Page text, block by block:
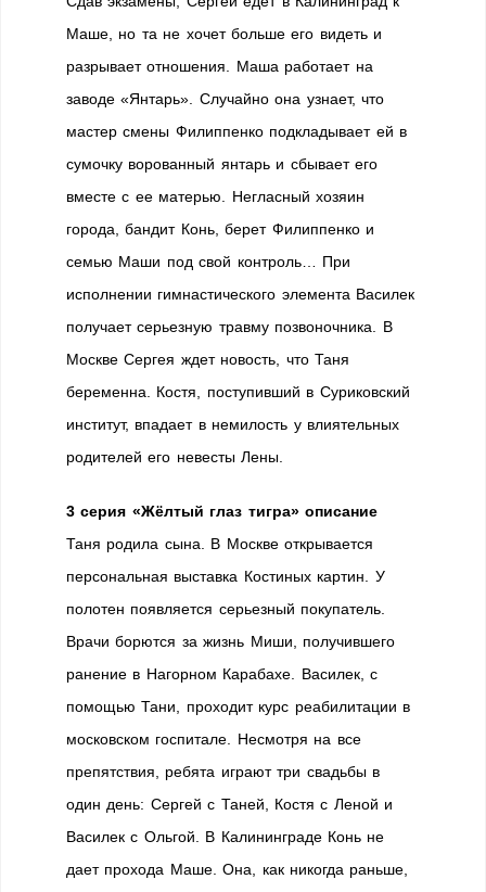
Маше, но та не хочет больше его видеть и
разрывает отношения. Маша работает на
заводе «Янтарь». Случайно она узнает, что
мастер смены Филиппенко подкладывает ей в
сумочку ворованный янтарь и сбывает его
вместе с ее матерью. Негласный хозяин
города, бандит Конь, берет Филиппенко и
семью Маши под свой контроль… При
исполнении гимнастического элемента Василек
получает серьезную травму позвоночника. В
Москве Сергея ждет новость, что Таня
беременна. Костя, поступивший в Суриковский
институт, впадает в немилость у влиятельных
родителей его невесты Лены.
3 серия «Жёлтый глаз тигра» описание
Таня родила сына. В Москве открывается
персональная выставка Костиных картин. У
полотен появляется серьезный покупатель.
Врачи борются за жизнь Миши, получившего
ранение в Нагорном Карабахе. Василек, с
помощью Тани, проходит курс реабилитации в
московском госпитале. Несмотря на все
препятствия, ребята играют три свадьбы в
один день: Сергей с Таней, Костя с Леной и
Василек с Ольгой. В Калининграде Конь не
дает прохода Маше. Она, как никогда раньше,